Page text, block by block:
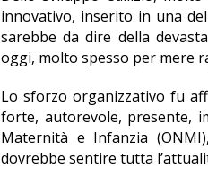
innovativo, inserito in una
sarebbe da dire della
oggi, molto spesso per mere
Lo sforzo organizzativo fu
forte, autorevole, presente,
Maternità e Infanzia
dovrebbe sentire tutta